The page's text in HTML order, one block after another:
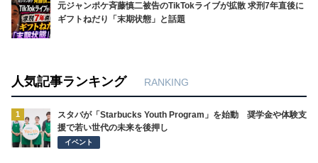
元ジャンポケ斉藤慎二被告のTikTokライブが拡散 求刑7年直後に
ギフトねだり「末期状態」と話題
人気記事ランキング RANKING
1
スタバが「Starbucks Youth Program」を始動 奨学金や体験支
援で若い世代の未来を後押し
イベント